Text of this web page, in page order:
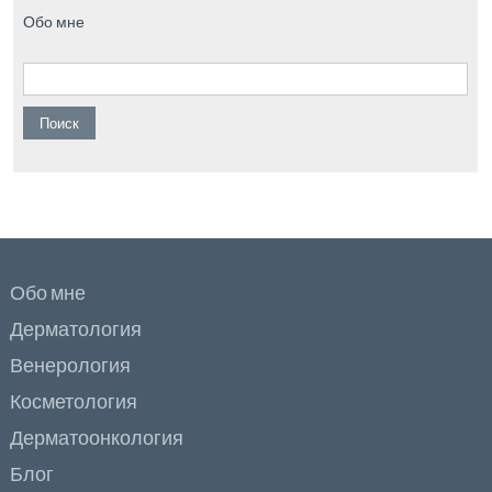
Обо мне
Найти:
Обо мне
Дерматология
Венерология
Косметология
Дерматоонкология
Блог